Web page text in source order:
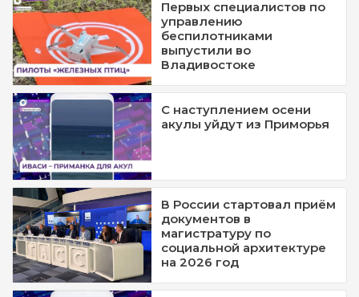
Первых специалистов по
управлению
беспилотниками
выпустили во
Владивостоке
С наступлением осени
акулы уйдут из Приморья
В России стартовал приём
документов в
магистратуру по
социальной архитектуре
на 2026 год